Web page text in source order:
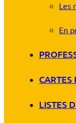
Les
En
LISTES